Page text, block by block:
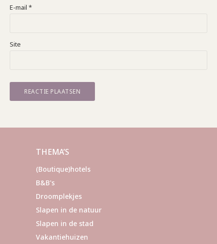
E-mail *
Site
THEMA’S
(Boutique)hotels
B&B's
Droomplekjes
Slapen in de natuur
Slapen in de stad
Vakantiehuizen